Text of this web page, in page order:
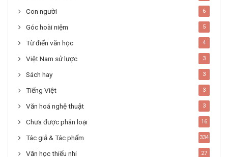
Con người 6
Góc hoài niệm 5
Từ điển văn học 4
Việt Nam sử lược 3
Sách hay 3
Tiếng Việt 3
Văn hoá nghệ thuật 3
Chưa được phân loại 16
Tác giả & Tác phẩm 334
Văn học thiếu nhi 27